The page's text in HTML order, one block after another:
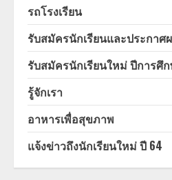
รถโรงเรียน
รับสมัครนักเรียนและประกาศ
รับสมัครนักเรียนใหม่ ปีการศึก
รู้จักเรา
อาหารเพื่อสุขภาพ
แจ้งข่าวถึงนักเรียนใหม่ ปี 64